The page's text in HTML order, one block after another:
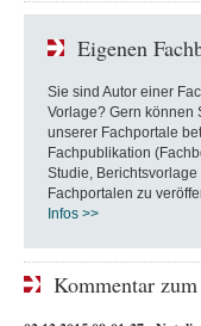
Eigenen
Sie sind Autor einer
Vorlage? Gern können
unserer Fachportale
Fachpublikation
Studie, Berichtsvorlage
Fachportalen zu
Infos >>
Kommentar